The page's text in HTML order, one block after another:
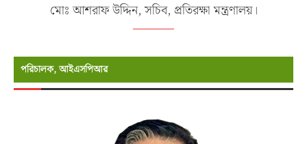
মোঃ আশরাফ উদ্দিন, সচিব, প্রতিরক্ষা মন্ত্রণালয়।
পরিচালক, আইএসপিআর